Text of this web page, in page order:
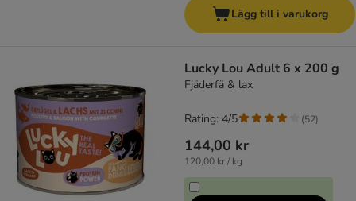
Lägg till i varukorg
Lucky Lou Adult 6 x 200 g
Fjäderfä & lax
144,00 kr
120,00 kr / kg
Rating: 4/5 (52)